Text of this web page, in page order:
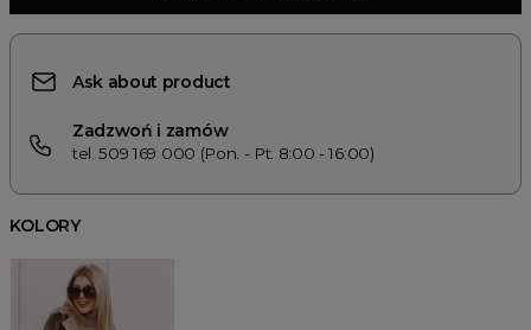
Ask about product
Zadzwoń i zamów
tel. 509 169 000 (Pon. - Pt. 8:00 - 16:00)
KOLORY